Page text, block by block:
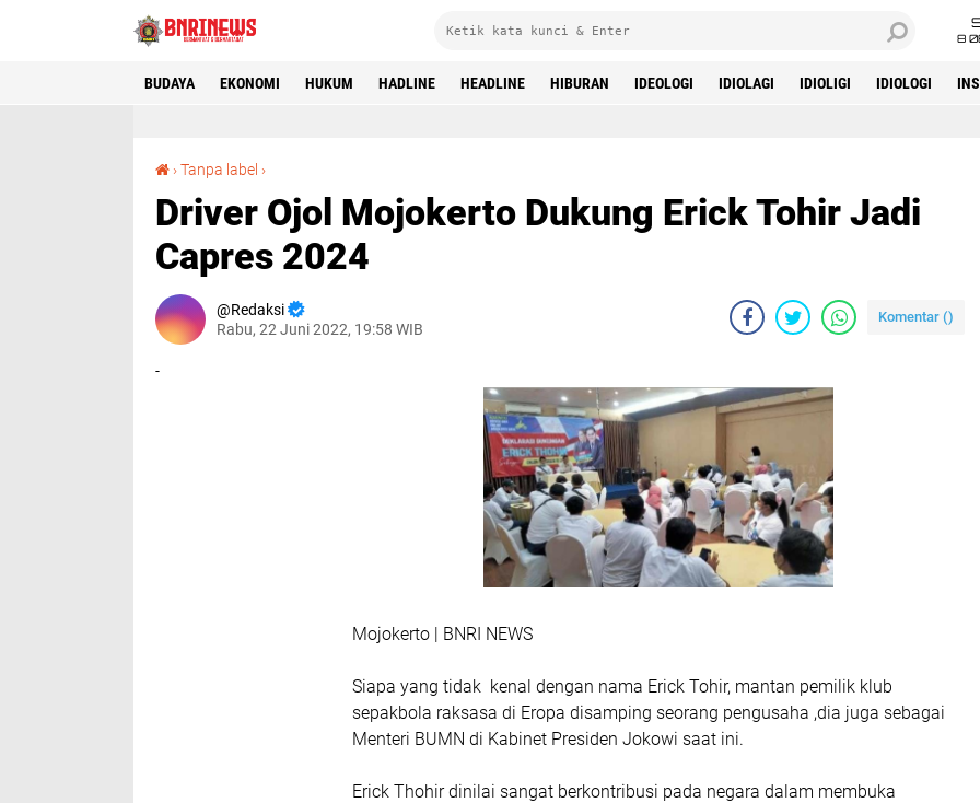
8
BUDAYA EKONOMI HUKUM HADLINE HEADLINE HIBURAN IDEOLOGI IDIOLAGI IDIOLIGI IDIOLOGI
›Tanpa label ›
Driver Ojol Mojokerto Dukung Erick Tohir Jadi
Capres 2024
Redaksi
Rabu, 22 Juni 2022, 19:58 WIB
Komentar ()
-
Mojokerto | BNRI NEWS
Siapa yang tidak kenal dengan nama Erick Tohir, mantan pemilik klub
sepakbola raksasa di Eropa disamping seorang pengusaha ,dia juga sebagai
Menteri BUMN di Kabinet Presiden Jokowi saat ini.
Erick Thohir dinilai sangat berkontribusi pada negara dalam membuka